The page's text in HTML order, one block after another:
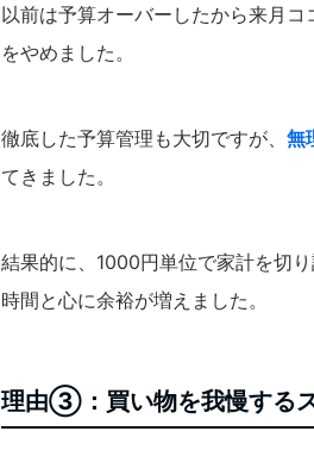
以前は予算オーバーしたから来月
をやめました。
徹底した予算管理も大切ですが、 無
てきました。
結果的に、1000円単位で家計を切
時間と心に余裕が増えました。
理由③：買い物を我慢する